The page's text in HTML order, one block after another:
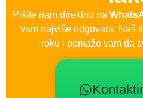
Pišite nam direktno na
vam najviše odgovara. Naš
roku i pomaže vam da